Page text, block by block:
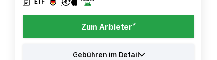
Zum Anbieter*
Gebühren im Detail